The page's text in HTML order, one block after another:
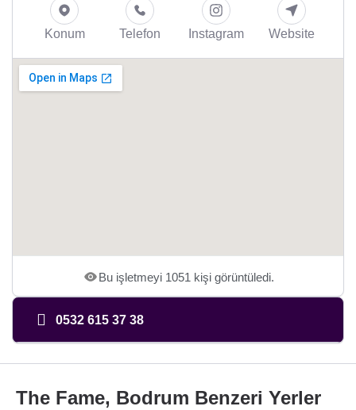
Konum Telefon Instagram Website
Bu işletmeyi 1051 kişi görüntüledi.
0532 615 37 38
The Fame, Bodrum Benzeri Yerler